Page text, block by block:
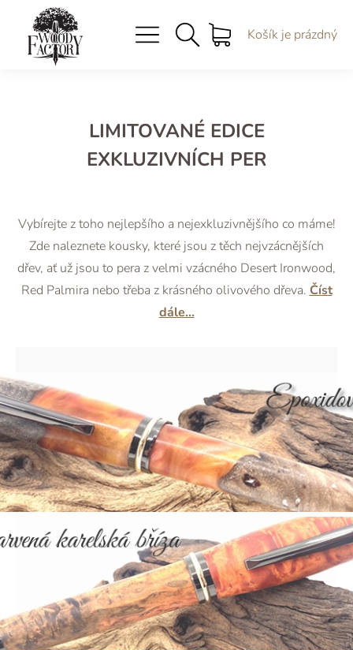
Košík je prázdný
LIMITOVANÉ EDICE
EXKLUZIVNÍCH PER
Vybírejte z toho nejlepšího a nejexkluzivnějšího co máme!
Zde naleznete kousky, které jsou z těch nejvzácnějších
dřev, ať už jsou to pera z velmi vzácného Desert Ironwood,
Red Palmira nebo třeba z krásného olivového dřeva. Číst
dále...